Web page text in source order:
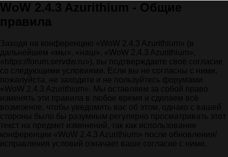
WoW 2.4.3 Azurithium - Общие
правила
Заходя на конференцию «WoW 2.4.3 Azurithium» (в
дальнейшем «мы», «наш», «WoW 2.4.3 Azurithium»,
«https://forum.servdw.ru»), вы подтверждаете своё согласие
со следующими условиями. Если вы не согласны с ними,
пожалуйста, не заходите и не пользуйтесь форумами
«WoW 2.4.3 Azurithium». Мы оставляем за собой право
изменять эти правила в любое время и сделаем всё
возможное, чтобы уведомить вас об этом, однако с вашей
стороны было бы разумным регулярно просматривать этот
текст на предмет изменений, так как использование
конференции «WoW 2.4.3 Azurithium» после обновления/
исправления условий означает ваше согласие с ними.